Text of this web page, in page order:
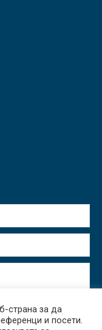
страна за да
и посети.